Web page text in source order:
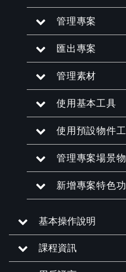
管理專案
匯出專案
管理素材
使用基本工具
使用預設物件
管理專案場景
新增專案特色
基本操作說明
課程資訊